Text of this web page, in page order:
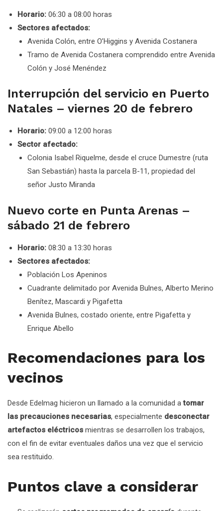
Horario: 06:30 a 08:00 horas
Sectores afectados:
Avenida Colón, entre O’Higgins y Avenida Costanera
Tramo de Avenida Costanera comprendido entre Avenida
Colón y José Menéndez
Interrupción del servicio en Puerto
Natales – viernes 20 de febrero
Horario: 09:00 a 12:00 horas
Sector afectado:
Colonia Isabel Riquelme, desde el cruce Dumestre (ruta
San Sebastián) hasta la parcela B-11, propiedad del
señor Justo Miranda
Nuevo corte en Punta Arenas –
sábado 21 de febrero
Horario: 08:30 a 13:30 horas
Sectores afectados:
Población Los Apeninos
Cuadrante delimitado por Avenida Bulnes, Alberto Merino
Benítez, Mascardi y Pigafetta
Avenida Bulnes, costado oriente, entre Pigafetta y
Enrique Abello
Recomendaciones para los
vecinos
Desde Edelmag hicieron un llamado a la comunidad atomar
las precauciones necesarias, especialmente desconectar
artefactos eléctricos mientras se desarrollen los trabajos,
con el fin de evitar eventuales daños una vez que el servicio
sea restituido.
Puntos clave a considerar